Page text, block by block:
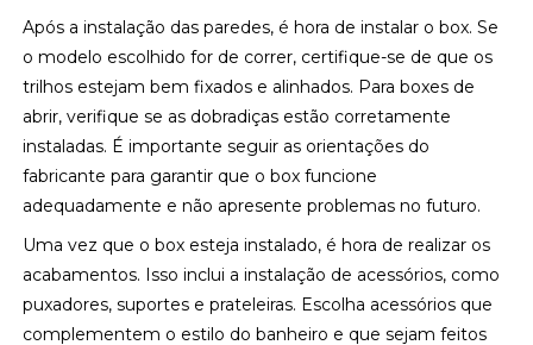
Após a instalação das paredes, é hora de instalar o box. Se
o modelo escolhido for de correr, certifique-se de que os
trilhos estejam bem fixados e alinhados. Para boxes de
abrir, verifique se as dobradiças estão corretamente
instaladas. É importante seguir as orientações do
fabricante para garantir que o box funcione
adequadamente e não apresente problemas no futuro.
Uma vez que o box esteja instalado, é hora de realizar os
acabamentos. Isso inclui a instalação de acessórios, como
puxadores, suportes e prateleiras. Escolha acessórios que
complementem o estilo do banheiro e que sejam feitos